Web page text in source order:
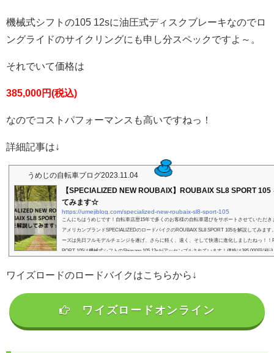
機械式シフトの105 12sに油圧式ディスクブレーキなのでロ
ングライドのサイクリングにも申し分スペックですよ～。
それでいて価格は
385,000円(税込)
なのでコストパフォーマンスも高いですねっ！
詳細記事は↓
うめじの自転車ブログ2023.11.04
【SPECIALIZED NEW ROUBAIX】ROUBAIX SL8 SPORT 105
てみます☆
https://umejiblog.com/specialized-new-roubaix-sl8-sport-105
こんにちはうめじです！自転車店歴15年で多くのお客様の自転車選びをサポートさせていただき
アメリカンブランドSPECIALIZEDのロードバイクのROUBAIX SL8 SPORT 105を解説してみます
ーズは先日フルモデルチェンジを遂げ、さらに軽く、速く、そして快適に進化しましたねっ！！
PORT 105は機械式シフトのShimano 105 12sがアッセンブルされています！価格は385,000円(税
IX S...
ワイズロードのロードバイクはこちらから↓
ワイズロードオンライン